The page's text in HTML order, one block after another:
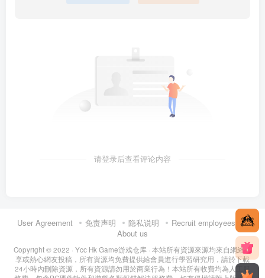
请登录后查看评论内容
User Agreement 免责声明 隐私说明
Recruit employees
About us
Copyright © 2022 · Ycc Hk Game游戏仓库 · 本站所有資源來源均來自網絡分
享或熱心網友投稿，所有資源均免費提供給會員進行學習研究用，請於下載
24小時內刪除資源，所有資源請勿用於商業行為！本站所有收費均為人工服